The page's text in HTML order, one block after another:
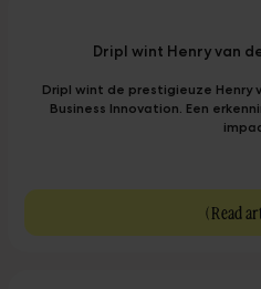
Dripl wint Henry van
Dripl wint de prestigieuze Henry
Business Innovation. Een
(Read